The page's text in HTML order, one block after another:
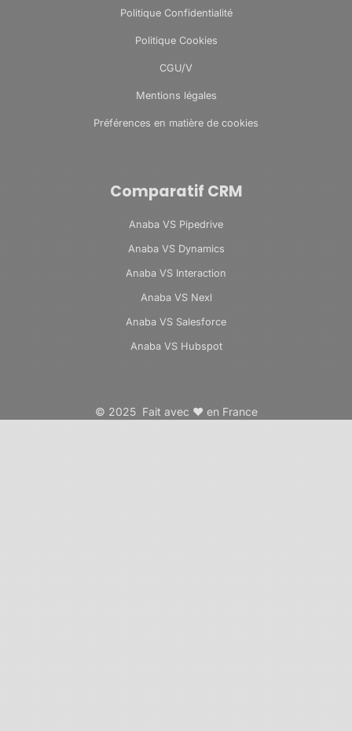
Politique Confidentialité
Politique Cookies
CGU/V
Mentions légales
Préférences en matière de cookies
Comparatif CRM
Anaba VS Pipedrive
Anaba VS Dynamics
Anaba VS Interaction
Anaba VS Nexl
Anaba VS Salesforce
Anaba VS Hubspot
© 2025 Fait avec ❤️ en France